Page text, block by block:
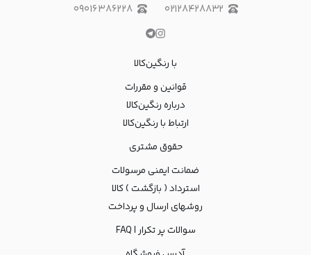
۰۲۱۲۸۴۲۸۸۳۲ ۰۹۰۱۶۳۸۶۲۲۸
با رنگین‌کالا
قوانین و مقررات
درباره رنگین‌کالا
ارتباط با رنگین‌کالا
حقوق مشتری
ضمانت ایمنی مرسولات
استرداد ( بازگشت ) کالا
روشهای ارسال و پرداخت
سوالات پر تکرار | FAQ